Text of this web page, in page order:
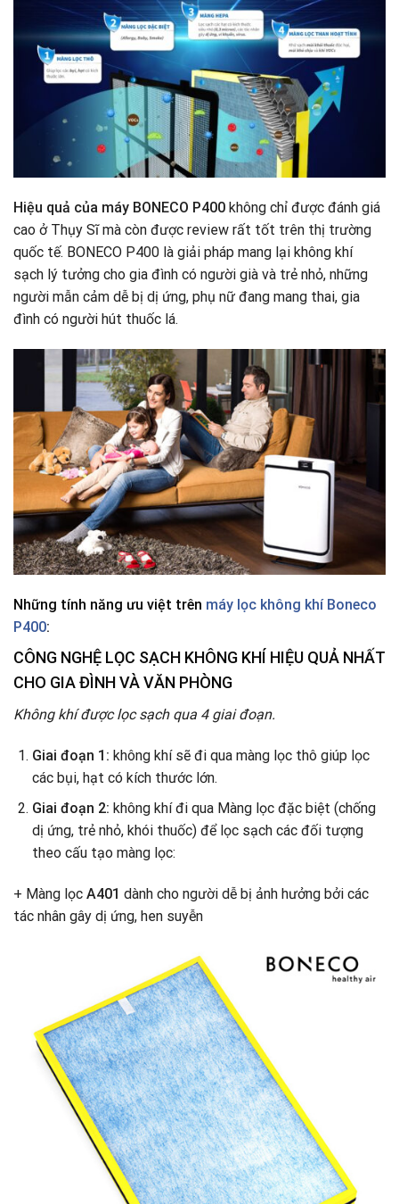
Hiệu quả của máy BONECO P400 không chỉ được đánh giá
cao ở Thụy Sĩ mà còn được review rất tốt trên thị trường
quốc tế. BONECO P400 là giải pháp mang lại không khí
sạch lý tưởng cho gia đình có người già và trẻ nhỏ, những
người mẫn cảm dễ bị dị ứng, phụ nữ đang mang thai, gia
đình có người hút thuốc lá.
Những tính năng ưu việt trên máy lọc không khí Boneco
P400:
CÔNG NGHỆ LỌC SẠCH KHÔNG KHÍ HIỆU QUẢ NHẤT
CHO GIA ĐÌNH VÀ VĂN PHÒNG
Không khí được lọc sạch qua 4 giai đoạn.
Giai đoạn 1: không khí sẽ đi qua màng lọc thô giúp lọc
các bụi, hạt có kích thước lớn.
Giai đoạn 2: không khí đi qua Màng lọc đặc biệt (chống
dị ứng, trẻ nhỏ, khói thuốc) để lọc sạch các đối tượng
theo cấu tạo màng lọc:
+ Màng lọc A401 dành cho người dễ bị ảnh hưởng bởi các
tác nhân gây dị ứng, hen suyễn